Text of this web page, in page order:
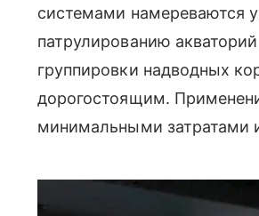
системами намереваются
патрулированию
группировки надводных
дорогостоящим.
минимальными затратами